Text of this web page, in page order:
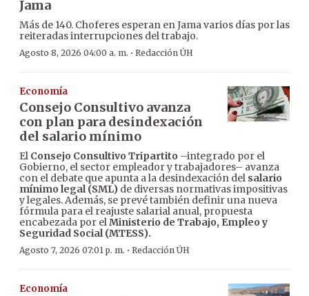
Jama
Más de 140. Choferes esperan en Jama varios días por las
reiteradas interrupciones del trabajo.
Agosto 8, 2026 04:00 a. m. · Redacción ÚH
Economía
Consejo Consultivo avanza
con plan para desindexación
del salario mínimo
El Consejo Consultivo Tripartito –integrado por el
Gobierno, el sector empleador y trabajadores– avanza
con el debate que apunta a la desindexación del salario
mínimo legal (SML) de diversas normativas impositivas
y legales. Además, se prevé también definir una nueva
fórmula para el reajuste salarial anual, propuesta
encabezada por elMinisterio de Trabajo, Empleo y
Seguridad Social (MTESS).
Agosto 7, 2026 07:01 p. m. · Redacción ÚH
Economía